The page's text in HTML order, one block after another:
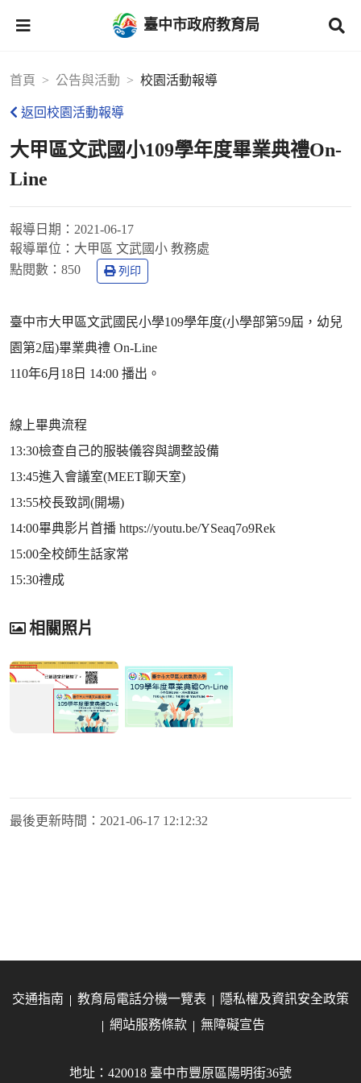
臺中市政府教育局
首頁 公告與活動 校園活動報導
返回校園活動報導
大甲區文武國小109學年度畢業典禮On-
Line
報導日期： 2021-06-17
報導單位： 大甲區 文武國小 教務處
點閱數： 850 列印
臺中市大甲區文武國民小學109學年度(小學部第59屆，幼兒
園第2屆)畢業典禮 On-Line
110年6月18日 14:00 播出。
線上畢典流程
13:30檢查自己的服裝儀容與調整設備
13:45進入會議室(MEET聊天室)
13:55校長致詞(開場)
14:00畢典影片首播 https://youtu.be/YSeaq7o9Rek
15:00全校師生話家常
15:30禮成
相關照片
最後更新時間： 2021-06-17 12:12:32
交通指南 教育局電話分機一覽表
隱私權及資訊安全政策
網站服務條款
無障礙宣告
地址：420018 臺中市豐原區陽明街36號